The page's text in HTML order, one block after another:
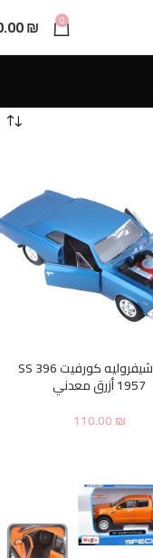
0
₪
1:24 شيفروليه كورفيت SS 396
1957 أزرق معدني
110.00₪